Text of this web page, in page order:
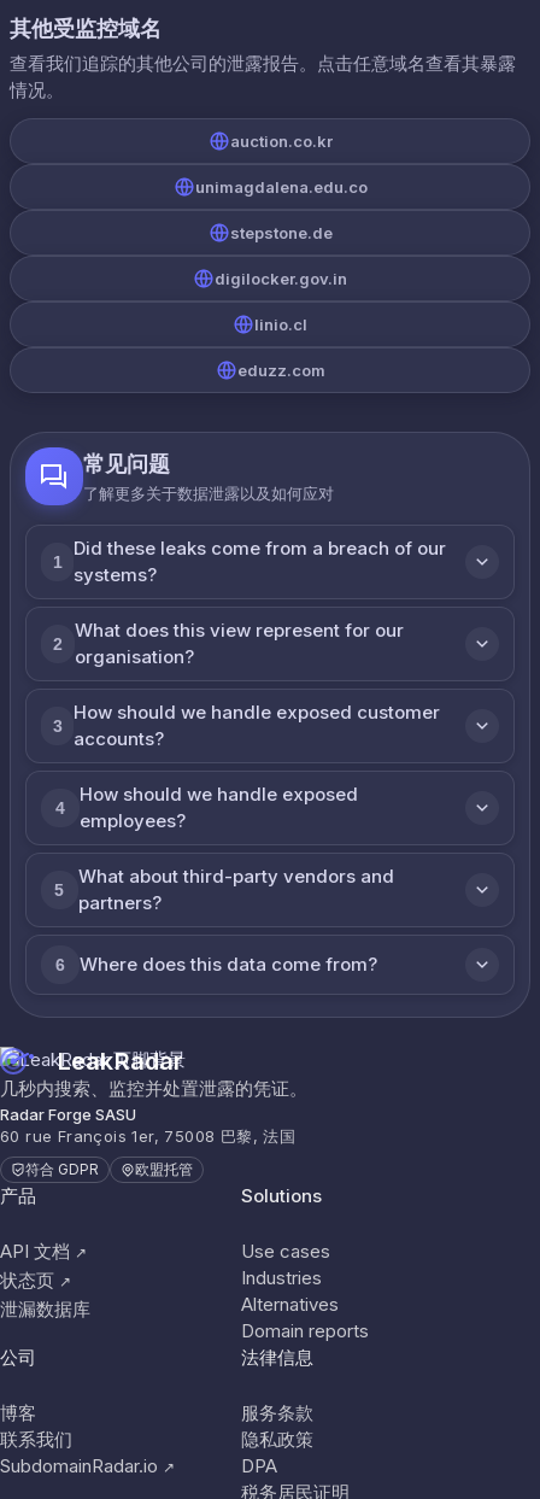
其他受监控域名
查看我们追踪的其他公司的泄露报告。点击任意域名查看其暴露
情况。
auction.co.kr
unimagdalena.edu.co
stepstone.de
digilocker.gov.in
linio.cl
eduzz.com
常见问题
了解更多关于数据泄露以及如何应对
1
Did these leaks come from a breach of our
systems?
2
What does this view represent for our
organisation?
3
How should we handle exposed customer
accounts?
4
How should we handle exposed
employees?
5
What about third-party vendors and
partners?
6 Where does this data come from?
LeakRadar
几秒内搜索、监控并处置泄露的凭证。
Radar Forge SASU
60 rue François 1er, 75008 巴黎, 法国
符合 GDPR 欧盟托管
产品
API 文档 ↗
状态页 ↗
泄漏数据库
Solutions
Use cases
Industries
Alternatives
Domain reports
公司
博客
联系我们
SubdomainRadar.io ↗
法律信息
服务条款
隐私政策
DPA
税务居民证明